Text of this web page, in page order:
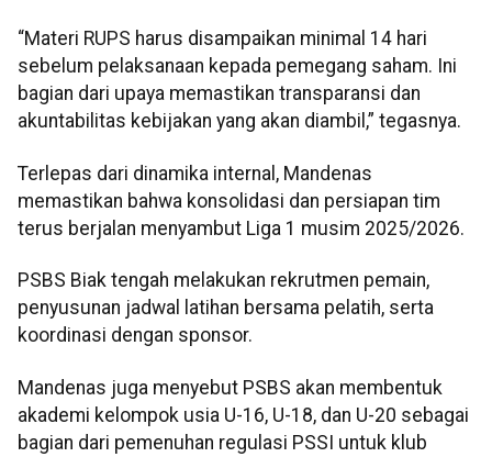
“Materi RUPS harus disampaikan minimal 14 hari
sebelum pelaksanaan kepada pemegang saham. Ini
bagian dari upaya memastikan transparansi dan
akuntabilitas kebijakan yang akan diambil,” tegasnya.
Terlepas dari dinamika internal, Mandenas
memastikan bahwa konsolidasi dan persiapan tim
terus berjalan menyambut Liga 1 musim 2025/2026.
PSBS Biak tengah melakukan rekrutmen pemain,
penyusunan jadwal latihan bersama pelatih, serta
koordinasi dengan sponsor.
Mandenas juga menyebut PSBS akan membentuk
akademi kelompok usia U-16, U-18, dan U-20 sebagai
bagian dari pemenuhan regulasi PSSI untuk klub